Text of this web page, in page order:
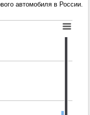
автомобиля в России.